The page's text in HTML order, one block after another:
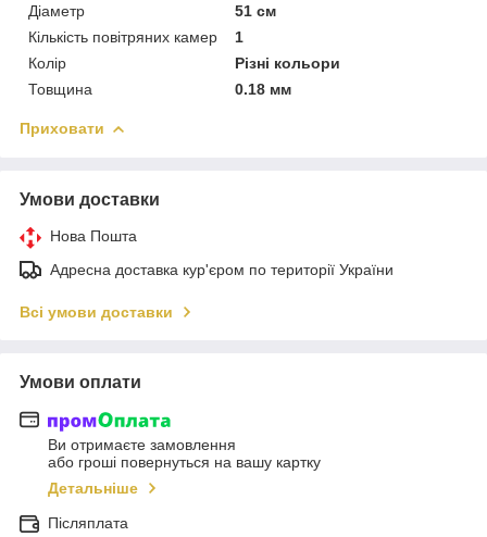
Діаметр
51 см
Кількість повітряних камер
1
Колір
Різні кольори
Товщина
0.18 мм
Приховати
Умови доставки
Нова Пошта
Адресна доставка кур'єром по території України
Всі умови доставки
Умови оплати
Ви отримаєте замовлення
або гроші повернуться на вашу картку
Детальніше
Післяплата